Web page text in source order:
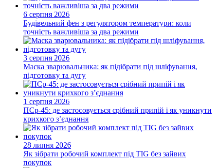
6 серпня 2026
Будівельний фен з регулятором температури: коли
точність важливіша за два режими
3 серпня 2026
Маска зварювальника: як підібрати під шліфування,
підготовку та дугу
1 серпня 2026
ПСр-45: де застосовується срібний припій і як уникнути
крихкого з’єднання
28 липня 2026
Як зібрати робочий комплект під TIG без зайвих
покупок